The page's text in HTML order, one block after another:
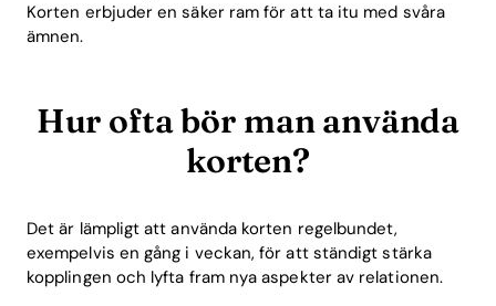
Korten erbjuder en säker ram för att ta itu med svåra
ämnen.
Hur ofta bör man använda
korten?
Det är lämpligt att använda korten regelbundet,
exempelvis en gång i veckan, för att ständigt stärka
kopplingen och lyfta fram nya aspekter av relationen.